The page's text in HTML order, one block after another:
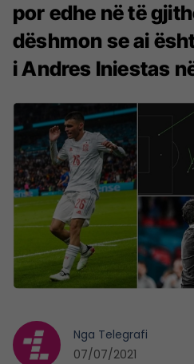
por edhe në të
dëshmon se ai
i Andres Iniestas
Nga Telegrafi
07/07/2021